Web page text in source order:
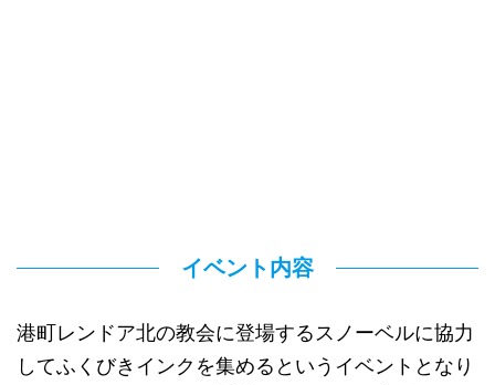
イベント内容
港町レンドア北の教会に登場するスノーベルに協力
してふくびきインクを集めるというイベントとなり